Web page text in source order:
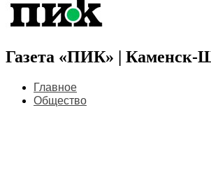
Газета «ПИК» | Каменск-
Главное
Общество